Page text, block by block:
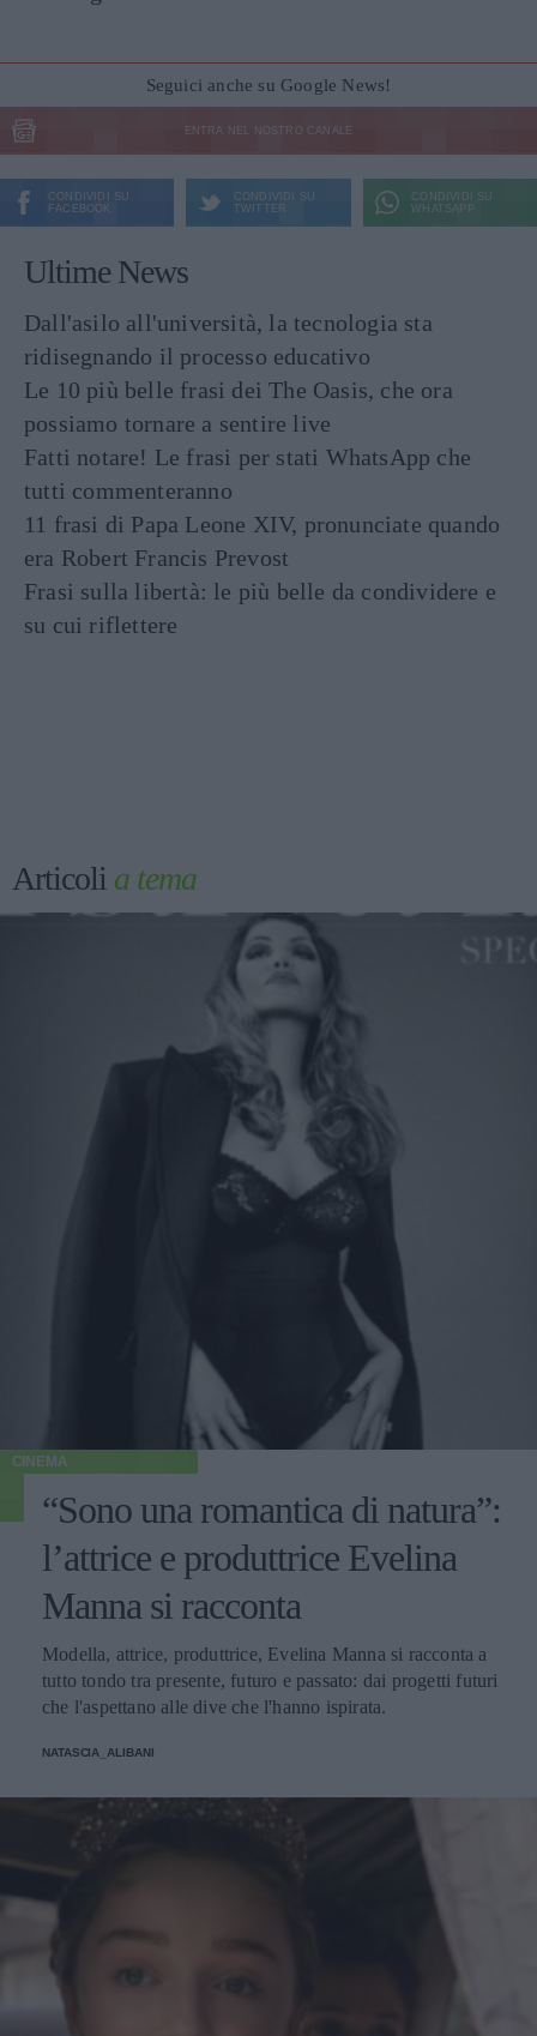
Seguici anche su Google News!
ENTRA NEL NOSTRO CANALE
CONDIVIDI SU
FACEBOOK
CONDIVIDI SU
TWITTER
CONDIVIDI SU
WHATSAPP
Ultime News
Dall'asilo all'università, la tecnologia sta
ridisegnando il processo educativo
Le 10 più belle frasi dei The Oasis, che ora
possiamo tornare a sentire live
Fatti notare! Le frasi per stati WhatsApp che
tutti commenteranno
11 frasi di Papa Leone XIV, pronunciate quando
era Robert Francis Prevost
Frasi sulla libertà: le più belle da condividere e
su cui riflettere
Articoli a tema
CINEMA
“Sono una romantica di natura”:
l’attrice e produttrice Evelina
Manna si racconta
Modella, attrice, produttrice, Evelina Manna si racconta a
tutto tondo tra presente, futuro e passato: dai progetti futuri
che l'aspettano alle dive che l'hanno ispirata.
NATASCIA_ALIBANI